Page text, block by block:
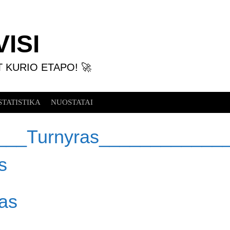
KURIO ETAPO! 🚀
NUOSTATAI